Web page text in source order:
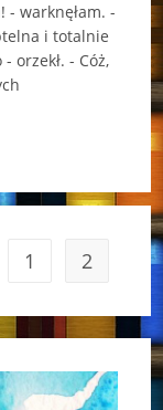
- warknęłam. -
i totalnie
orzekł. - Cóż,
the previous page
1 2